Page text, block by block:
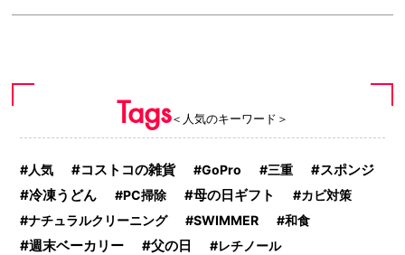
Tags＜人気のキーワード＞
人気 コストコの雑貨 GoPro 三重 スポンジ
冷凍うどん PC掃除 母の日ギフト
カビ対策
ナチュラルクリーニング
SWIMMER 和食
週末ベーカリー 父の日
レチノール